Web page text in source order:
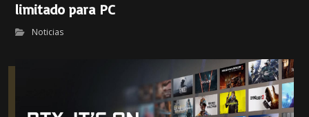
limitado para PC
Noticias